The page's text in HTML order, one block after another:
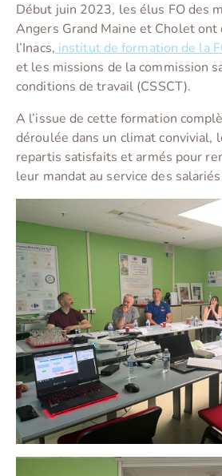
Début juin 2023, les élus FO des
Angers Grand Maine et Cholet
l’Inacs, institut de formation de la
et les missions de la commission
conditions de travail (CSSCT).
A l’issue de cette formation
déroulée dans un climat convivial,
repartis satisfaits et armés pour
leur mandat au service des